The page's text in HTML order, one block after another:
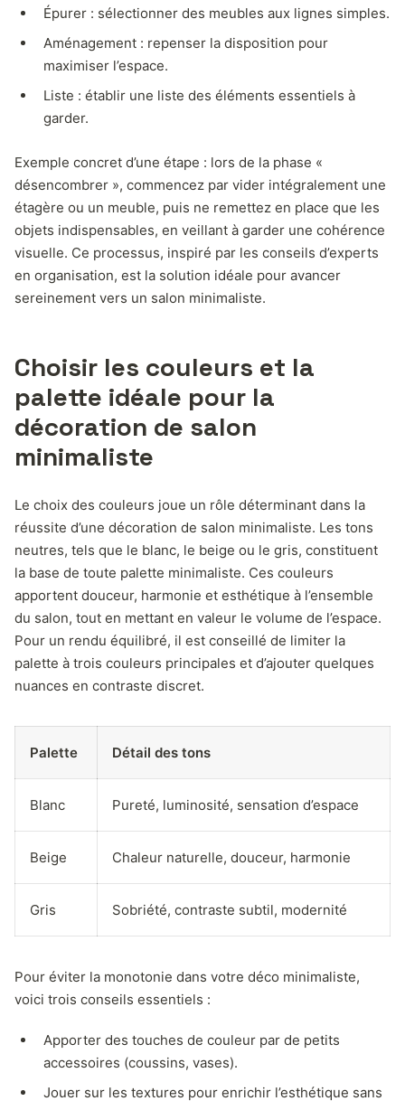
Épurer : sélectionner des meubles aux lignes simples.
Aménagement : repenser la disposition pour
maximiser l’espace.
Liste : établir une liste des éléments essentiels à
garder.
Exemple concret d’une étape : lors de la phase «
désencombrer », commencez par vider intégralement une
étagère ou un meuble, puis ne remettez en place que les
objets indispensables, en veillant à garder une cohérence
visuelle. Ce processus, inspiré par les conseils d’experts
en organisation, est la solution idéale pour avancer
sereinement vers un salon minimaliste.
Choisir les couleurs et la
palette idéale pour la
décoration de salon
minimaliste
Le choix des couleurs joue un rôle déterminant dans la
réussite d’une décoration de salon minimaliste. Les tons
neutres, tels que le blanc, le beige ou le gris, constituent
la base de toute palette minimaliste. Ces couleurs
apportent douceur, harmonie et esthétique à l’ensemble
du salon, tout en mettant en valeur le volume de l’espace.
Pour un rendu équilibré, il est conseillé de limiter la
palette à trois couleurs principales et d’ajouter quelques
nuances en contraste discret.
Palette Détail des tons
Blanc Pureté, luminosité, sensation d’espace
Beige Chaleur naturelle, douceur, harmonie
Gris Sobriété, contraste subtil, modernité
Pour éviter la monotonie dans votre déco minimaliste,
voici trois conseils essentiels :
Apporter des touches de couleur par de petits
accessoires (coussins, vases).
Jouer sur les textures pour enrichir l’esthétique sans